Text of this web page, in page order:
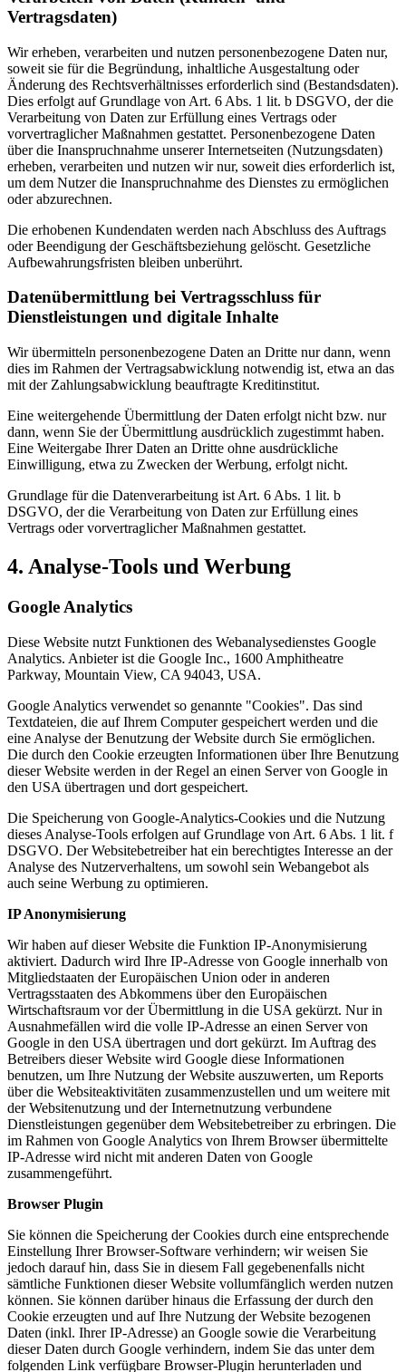
Vertragsdaten)
Wir erheben, verarbeiten und nutzen personenbezogene Daten nur,
soweit sie für die Begründung, inhaltliche Ausgestaltung oder
Änderung des Rechtsverhältnisses erforderlich sind (Bestandsdaten).
Dies erfolgt auf Grundlage von Art. 6 Abs. 1 lit. b DSGVO, der die
Verarbeitung von Daten zur Erfüllung eines Vertrags oder
vorvertraglicher Maßnahmen gestattet. Personenbezogene Daten
über die Inanspruchnahme unserer Internetseiten (Nutzungsdaten)
erheben, verarbeiten und nutzen wir nur, soweit dies erforderlich ist,
um dem Nutzer die Inanspruchnahme des Dienstes zu ermöglichen
oder abzurechnen.
Die erhobenen Kundendaten werden nach Abschluss des Auftrags
oder Beendigung der Geschäftsbeziehung gelöscht. Gesetzliche
Aufbewahrungsfristen bleiben unberührt.
Datenübermittlung bei Vertragsschluss für
Dienstleistungen und digitale Inhalte
Wir übermitteln personenbezogene Daten an Dritte nur dann, wenn
dies im Rahmen der Vertragsabwicklung notwendig ist, etwa an das
mit der Zahlungsabwicklung beauftragte Kreditinstitut.
Eine weitergehende Übermittlung der Daten erfolgt nicht bzw. nur
dann, wenn Sie der Übermittlung ausdrücklich zugestimmt haben.
Eine Weitergabe Ihrer Daten an Dritte ohne ausdrückliche
Einwilligung, etwa zu Zwecken der Werbung, erfolgt nicht.
Grundlage für die Datenverarbeitung ist Art. 6 Abs. 1 lit. b
DSGVO, der die Verarbeitung von Daten zur Erfüllung eines
Vertrags oder vorvertraglicher Maßnahmen gestattet.
4. Analyse-Tools und Werbung
Google Analytics
Diese Website nutzt Funktionen des Webanalysedienstes Google
Analytics. Anbieter ist die Google Inc., 1600 Amphitheatre
Parkway, Mountain View, CA 94043, USA.
Google Analytics verwendet so genannte "Cookies". Das sind
Textdateien, die auf Ihrem Computer gespeichert werden und die
eine Analyse der Benutzung der Website durch Sie ermöglichen.
Die durch den Cookie erzeugten Informationen über Ihre Benutzung
dieser Website werden in der Regel an einen Server von Google in
den USA übertragen und dort gespeichert.
Die Speicherung von Google-Analytics-Cookies und die Nutzung
dieses Analyse-Tools erfolgen auf Grundlage von Art. 6 Abs. 1 lit. f
DSGVO. Der Websitebetreiber hat ein berechtigtes Interesse an der
Analyse des Nutzerverhaltens, um sowohl sein Webangebot als
auch seine Werbung zu optimieren.
IP Anonymisierung
Wir haben auf dieser Website die Funktion IP-Anonymisierung
aktiviert. Dadurch wird Ihre IP-Adresse von Google innerhalb von
Mitgliedstaaten der Europäischen Union oder in anderen
Vertragsstaaten des Abkommens über den Europäischen
Wirtschaftsraum vor der Übermittlung in die USA gekürzt. Nur in
Ausnahmefällen wird die volle IP-Adresse an einen Server von
Google in den USA übertragen und dort gekürzt. Im Auftrag des
Betreibers dieser Website wird Google diese Informationen
benutzen, um Ihre Nutzung der Website auszuwerten, um Reports
über die Websiteaktivitäten zusammenzustellen und um weitere mit
der Websitenutzung und der Internetnutzung verbundene
Dienstleistungen gegenüber dem Websitebetreiber zu erbringen. Die
im Rahmen von Google Analytics von Ihrem Browser übermittelte
IP-Adresse wird nicht mit anderen Daten von Google
zusammengeführt.
Browser Plugin
Sie können die Speicherung der Cookies durch eine entsprechende
Einstellung Ihrer Browser-Software verhindern; wir weisen Sie
jedoch darauf hin, dass Sie in diesem Fall gegebenenfalls nicht
sämtliche Funktionen dieser Website vollumfänglich werden nutzen
können. Sie können darüber hinaus die Erfassung der durch den
Cookie erzeugten und auf Ihre Nutzung der Website bezogenen
Daten (inkl. Ihrer IP-Adresse) an Google sowie die Verarbeitung
dieser Daten durch Google verhindern, indem Sie das unter dem
folgenden Link verfügbare Browser-Plugin herunterladen und